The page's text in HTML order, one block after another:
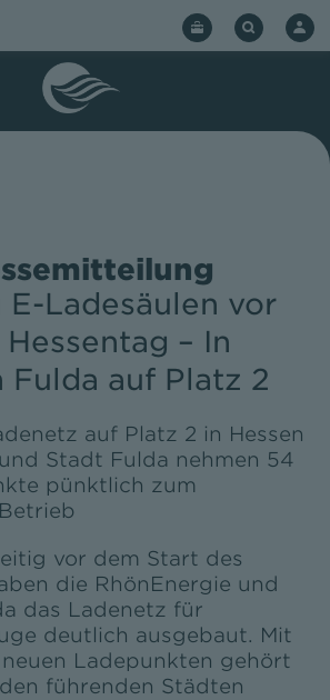
E-Ladesäulen vor
– In
Fulda auf Platz 2
auf Platz 2 in Hessen
Stadt Fulda nehmen 54
pünktlich zum
vor dem Start des
die RhönEnergie und
das Ladenetz für
deutlich ausgebaut. Mit
Ladepunkten gehört
führenden Städten